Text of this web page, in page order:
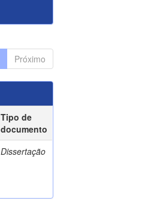
Próximo
Tipo de
documento
Dissertação